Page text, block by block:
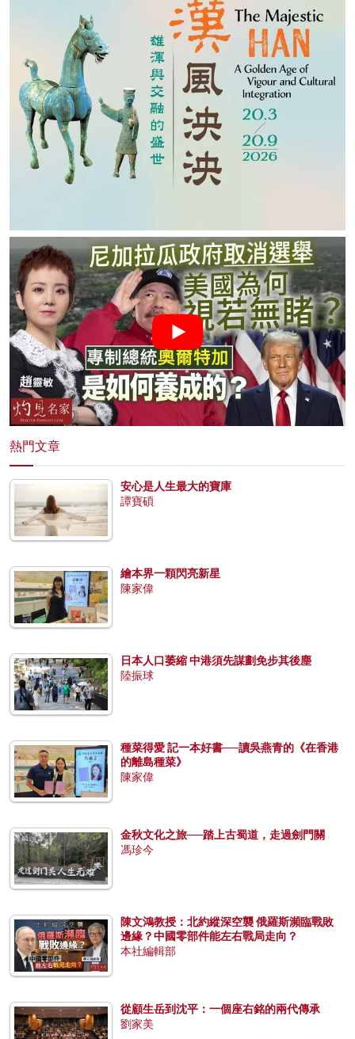
熱門文章
安心是人生最大的寶庫
譚寶碩
繪本界一顆閃亮新星
陳家偉
日本人口萎縮 中港須先謀劃免步其後塵
陸振球
種菜得愛 記一本好書──讀吳燕青的《在香港
的離島種菜》
陳家偉
金秋文化之旅──踏上古蜀道，走過劍門關
馮珍今
陳文鴻教授：北約縱深空襲 俄羅斯瀕臨戰敗
邊緣？中國零部件能左右戰局走向？
本社編輯部
從顧生岳到沈平：一個座右銘的兩代傳承
劉家美